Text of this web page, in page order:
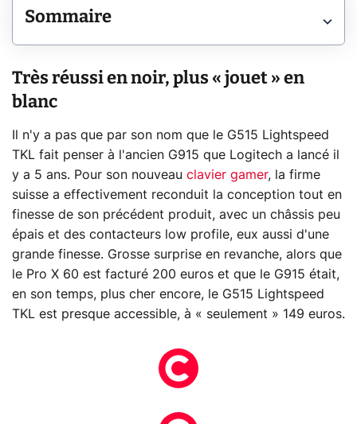
Sommaire
Très réussi en noir, plus « jouet » en
blanc
Il n'y a pas que par son nom que le G515 Lightspeed
TKL fait penser à l'ancien G915 que Logitech a lancé il
y a 5 ans. Pour son nouveau clavier gamer, la firme
suisse a effectivement reconduit la conception tout en
finesse de son précédent produit, avec un châssis peu
épais et des contacteurs low profile, eux aussi d'une
grande finesse. Grosse surprise en revanche, alors que
le Pro X 60 est facturé 200 euros et que le G915 était,
en son temps, plus cher encore, le G515 Lightspeed
TKL est presque accessible, à « seulement » 149 euros.